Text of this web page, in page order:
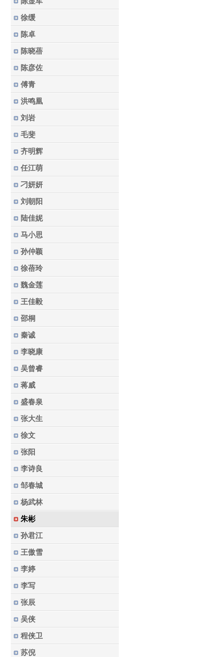
徐缓
陈卓
陈晓蓓
陈彦佐
傅青
洪鸣凰
刘岩
毛斐
齐明辉
任江萌
刁妍妍
刘朝阳
陆佳妮
马小思
孙仲颖
徐蓓玲
魏金莲
王佳毅
邵桐
秦诚
李晓康
吴曾睿
蒋威
盛春泉
张大生
徐文
张阳
李诗良
邹春城
杨武林
朱彬
孙君江
王傲雪
李婷
李写
张辰
吴侠
程侠卫
苏倪